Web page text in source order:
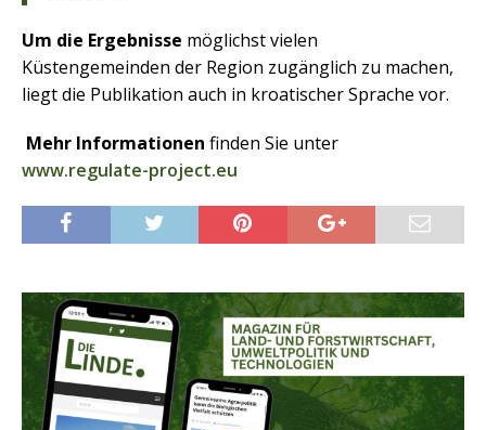
Um die Ergebnisse möglichst vielen
Küstengemeinden der Region zugänglich zu machen,
liegt die Publikation auch in kroatischer Sprache vor.
Mehr Informationen finden Sie unter
www.regulate-project.eu